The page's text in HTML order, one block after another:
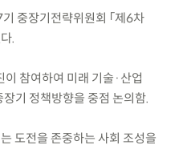
중장기전략위원회 「제6차
.
참여하여 미래 기술·산업
기 정책방향을 중점 논의함.
도전을 존중하는 사회 조성을